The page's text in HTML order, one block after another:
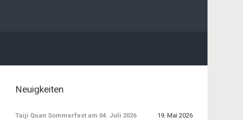
Neuigkeiten
Taiji Quan Sommerfest am 04. Juli 2026 19. Mai 2026